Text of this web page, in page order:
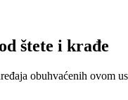
štete i krađe
obuhvaćenih ovom